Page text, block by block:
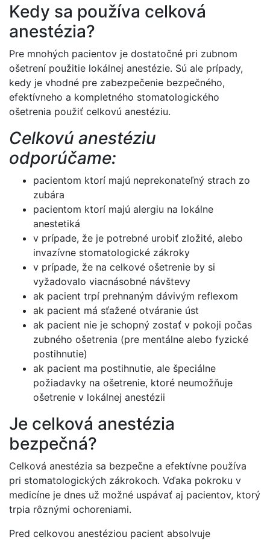
Kedy sa používa celková
anestézia?
Pre mnohých pacientov je dostatočné pri zubnom
ošetrení použitie lokálnej anestézie. Sú ale prípady,
kedy je vhodné pre zabezpečenie bezpečného,
efektívneho a kompletného stomatologického
ošetrenia použiť celkovú anestéziu.
Celkovú anestéziu
odporúčame:
pacientom ktorí majú neprekonateľný strach zo
zubára
pacientom ktorí majú alergiu na lokálne
anestetiká
v prípade, že je potrebné urobiť zložité, alebo
invazívne stomatologické zákroky
v prípade, že na celkové ošetrenie by si
vyžadovalo viacnásobné návštevy
ak pacient trpí prehnaným dávivým reflexom
ak pacient má sťažené otváranie úst
ak pacient nie je schopný zostať v pokoji počas
zubného ošetrenia (pre mentálne alebo fyzické
postihnutie)
ak pacient ma postihnutie, ale špeciálne
požiadavky na ošetrenie, ktoré neumožňuje
ošetrenie v lokálnej anestézii
Je celková anestézia
bezpečná?
Celková anestézia sa bezpečne a efektívne používa
pri stomatologických zákrokoch. Vďaka pokroku v
medicíne je dnes už možné uspávať aj pacientov, ktorý
trpia rôznými ochoreniami.
Pred celkovou anestéziou pacient absolvuje